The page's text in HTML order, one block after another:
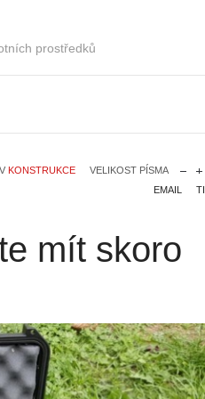
prostředků
KONSTRUKCE
VELIKOST PÍSMA
EMAIL
mít skoro